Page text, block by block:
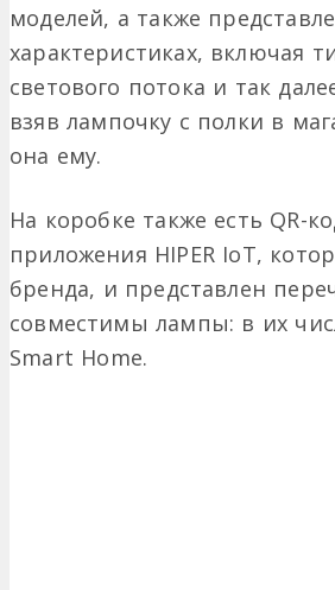
моделей, а также
характеристиках, включая
светового потока и так
взяв лампочку с полки в
она ему.
На коробке также есть QR-
приложения HIPER IoT,
бренда, и представлен
совместимы лампы: в их
Smart Home.